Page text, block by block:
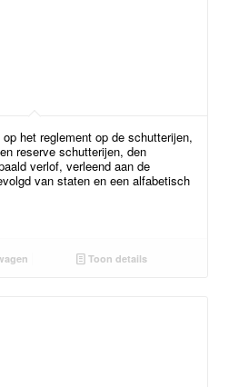
het reglement op de schutterijen,
reserve schutterijen, den
verlof, verleend aan de
van staten en een alfabetisch
Toon details